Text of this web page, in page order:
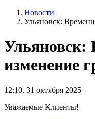
Новости
Ульяновск:
Ульяновск:
изменение
12:10, 31 октября 2025
Уважаемые Клиенты!